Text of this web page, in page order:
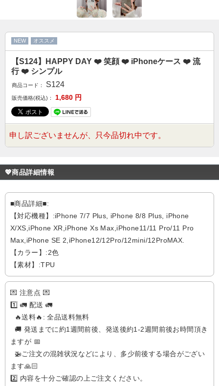
FOLLOW US
Web: https://www.kumacase.jp
Instagram: kumacase_jp
Line ID: kumacase
NEW オススメ
【S124】HAPPY DAY ❤️ 笑顔 ❤️ iPhoneケース ❤️ 流
行 ❤️ シンプル
商品コード： S124
販売価格(税込)： 1,680 円
申し訳ございませんが、只今品切れ中です。
💖商品詳細情報
■商品詳細■:
【対応機種】:iPhone 7/7 Plus, iPhone 8/8 Plus, iPhone
X/XS,iPhone XR,iPhone Xs Max,iPhone11/11 Pro/11 Pro
Max,iPhone SE 2,iPhone12/12Pro/12mini/12ProMAX.
【カラー】:2色
【素材】:TPU
💌 注意点 💌
1️⃣ 🚛 配送 🚛
🔥送料🔥: 全品送料無料
🚚 発送までに約1週間前後、発送後約1-2週間前後お時間頂き
ますが 📅
🚁️ご注文の混雑状況などにより、多少前後する場合がござい
ます🙏🏻
2️⃣ 内容を十分ご確認の上ご注文ください。